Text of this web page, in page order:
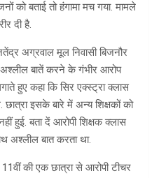
को बताई तो हंगामा मच गया. मामले
दी है.
अग्रवाल मूल निवासी बिजनौर
अश्लील बातें करने के गंभीर आरोप
हुए कहा कि सिर एक्स्ट्रा क्लास
इसके बारे में अन्य शिक्षकों को
हुई. बता दें आरोपी शिक्षक क्लास
अश्लील बात करता था.
की एक छात्रा से आरोपी टीचर